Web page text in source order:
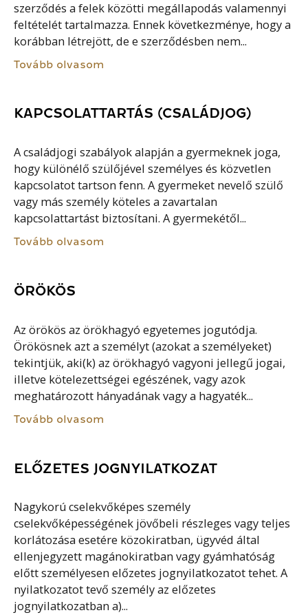
szerződés a felek közötti megállapodás valamennyi
feltételét tartalmazza. Ennek következménye, hogy a
korábban létrejött, de e szerződésben nem...
Tovább olvasom
KAPCSOLATTARTÁS (CSALÁDJOG)
A családjogi szabályok alapján a gyermeknek joga,
hogy különélő szülőjével személyes és közvetlen
kapcsolatot tartson fenn. A gyermeket nevelő szülő
vagy más személy köteles a zavartalan
kapcsolattartást biztosítani. A gyermekétől...
Tovább olvasom
ÖRÖKÖS
Az örökös az örökhagyó egyetemes jogutódja.
Örökösnek azt a személyt (azokat a személyeket)
tekintjük, aki(k) az örökhagyó vagyoni jellegű jogai,
illetve kötelezettségei egészének, vagy azok
meghatározott hányadának vagy a hagyaték...
Tovább olvasom
ELŐZETES JOGNYILATKOZAT
Nagykorú cselekvőképes személy
cselekvőképességének jövőbeli részleges vagy teljes
korlátozása esetére közokiratban, ügyvéd által
ellenjegyzett magánokiratban vagy gyámhatóság
előtt személyesen előzetes jognyilatkozatot tehet. A
nyilatkozatot tevő személy az előzetes
jognyilatkozatban a)...